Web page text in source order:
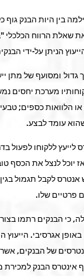
בין היות הבנק גוף
שאלת הרווח הכלכלי
הניתן על-ידי
ומסועף של מתן
מערכת יחסים
הלוואות כספים;
עומד לבצע.
לייעץ ללקוחו לפעול
אז יוכל לנצל את הכסף
אנטרס לקבל תגמול
פרטיים שלו.
כי הבנקים רתמו
אגרסיבי. הייעוץ
של הבנקים, אשר
הבנק למכירת